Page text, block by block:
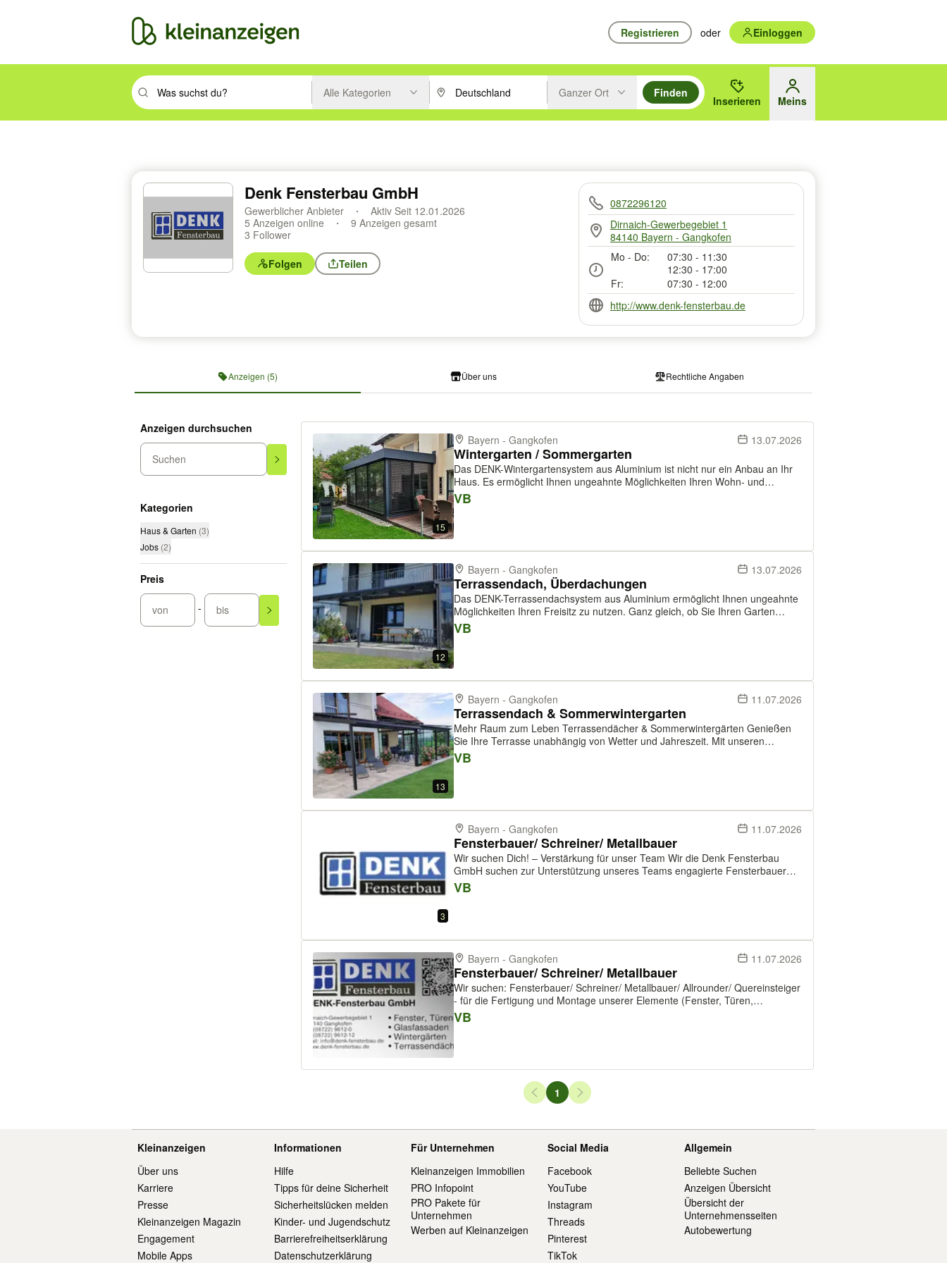
Registrieren oder Einloggen
Suchbegriff eingeben. Eingabetaste drücken um zu suchen, oder Vorschläge mit den Pfeiltasten nach oben/unten durchsuchen und mit Eingabetaste auswählen.
Alle Kategorien PLZ oder Ort eingeben. Eingabetaste drücken um zu suchen, oder Vorschläge mit den Pfeiltasten nach oben/
Ganzer Ort
Finden
Inserieren Meins
Denk Fensterbau GmbH
Gewerblicher Anbieter
Aktiv Seit 12.01.2026
5 Anzeigen online
9 Anzeigen gesamt
3 Follower
Folgen Teilen
0872296120
Dirnaich-Gewerbegebiet 1
84140 Bayern - Gangkofen
Mo - Do:
07:30 - 11:30
12:30 - 17:00
Fr:
07:30 - 12:00
http://www.denk-fensterbau.de
Anzeigen (5) Über uns Rechtliche Angaben
Anzeigen durchsuchen
Suchen
Kategorien
Haus & Garten (3)
Jobs (2)
Preis
von - bis
15
Bayern - Gangkofen 13.07.2026
Wintergarten / Sommergarten
Das DENK-Wintergartensystem aus Aluminium ist nicht nur ein Anbau an Ihr
Haus. Es ermöglicht Ihnen ungeahnte Möglichkeiten Ihren Wohn- und
Lebensraum zu erweitern. Unsere modernen Varianten des Wintergartens
setzen bewusst auf weniger Verzierungen...
VB
12
Bayern - Gangkofen 13.07.2026
Terrassendach, Überdachungen
Das DENK-Terrassendachsystem aus Aluminium ermöglicht Ihnen ungeahnte
Möglichkeiten Ihren Freisitz zu nutzen. Ganz gleich, ob Sie Ihren Garten
durch eine flexibel nutzbare Pergola aufwerten wollen, Ihre Gartengarnitur vor
Witterung schützen oder e...
VB
13
Bayern - Gangkofen 11.07.2026
Terrassendach & Sommerwintergarten
Mehr Raum zum Leben Terrassendächer & Sommerwintergärten Genießen
Sie Ihre Terrasse unabhängig von Wetter und Jahreszeit. Mit unseren
hochwertigen Terrassendächern und Sommerwintergärten schaffen Sie einen
geschützten, lichtdurchfluteten Wohlfühl...
VB
3
Bayern - Gangkofen 11.07.2026
Fensterbauer/ Schreiner/ Metallbauer
Wir suchen Dich! – Verstärkung für unser Team Wir die Denk Fensterbau
GmbH suchen zur Unterstützung unseres Teams engagierte Fensterbauer
(m/w/d) Schreiner (m/w/d) Metallbauer (m/w/d) Deine Aufgaben: - Fertigung
von Fenstern, Türen und Bauelem...
VB
Bayern - Gangkofen 11.07.2026
Fensterbauer/ Schreiner/ Metallbauer
Wir suchen: Fensterbauer/ Schreiner/ Metallbauer/ Allrounder/ Quereinsteiger
- für die Fertigung und Montage unserer Elemente (Fenster, Türen,
Wintergärten, Terrassendächer etc.) Wir bieten: - abwechslungsreiches
Aufgabengebiet - geregelte Arbeit...
VB
Seiten-Navigation
Seite
1
Kleinanzeigen
Über uns
Karriere
Presse
Kleinanzeigen Magazin
Engagement
Mobile Apps
Informationen
Hilfe
Tipps für deine Sicherheit
Sicherheitslücken melden
Kinder- und Jugendschutz
Barrierefreiheitserklärung
Datenschutzerklärung
Für Unternehmen
Kleinanzeigen Immobilien
PRO Infopoint
PRO Pakete für
Unternehmen
Werben auf Kleinanzeigen
Social Media
Facebook
YouTube
Instagram
Threads
Pinterest
TikTok
Allgemein
Beliebte Suchen
Anzeigen Übersicht
Übersicht der
Unternehmensseiten
Autobewertung